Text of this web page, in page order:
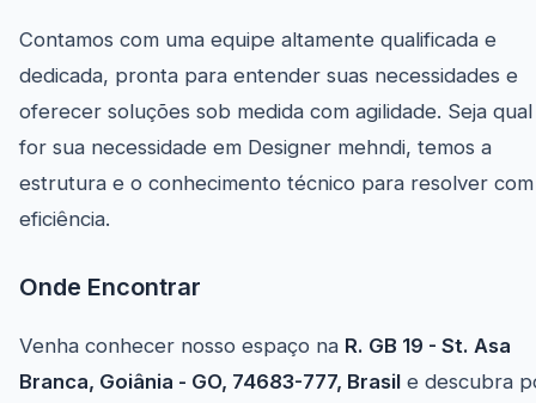
Contamos com uma equipe altamente qualificada e
dedicada, pronta para entender suas necessidades e
oferecer soluções sob medida com agilidade. Seja qual
for sua necessidade em Designer mehndi, temos a
estrutura e o conhecimento técnico para resolver com
eficiência.
Onde Encontrar
Venha conhecer nosso espaço na R. GB 19 - St. Asa
Branca, Goiânia - GO, 74683-777, Brasil e descubra